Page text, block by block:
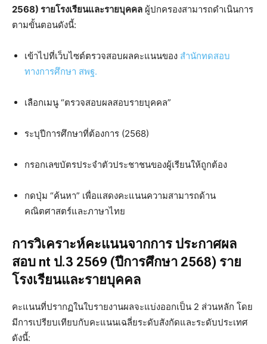
2568) รายโรงเรียนและรายบุคคล ผู้ปกครองสามารถดำเนินการ
ตามขั้นตอนดังนี้:
เข้าไปที่เว็บไซต์ตรวจสอบผลคะแนนของ สำนักทดสอบ
ทางการศึกษา สพฐ.
เลือกเมนู “ตรวจสอบผลสอบรายบุคคล”
ระบุปีการศึกษาที่ต้องการ (2568)
กรอกเลขบัตรประจำตัวประชาชนของผู้เรียนให้ถูกต้อง
กดปุ่ม “ค้นหา” เพื่อแสดงคะแนนความสามารถด้าน
คณิตศาสตร์และภาษาไทย
การวิเคราะห์คะแนนจากการ ประกาศผล
สอบ nt ป.3 2569 (ปีการศึกษา 2568) ราย
โรงเรียนและรายบุคคล
คะแนนที่ปรากฏในใบรายงานผลจะแบ่งออกเป็น 2 ส่วนหลัก โดย
มีการเปรียบเทียบกับคะแนนเฉลี่ยระดับสังกัดและระดับประเทศ
ดังนี้: